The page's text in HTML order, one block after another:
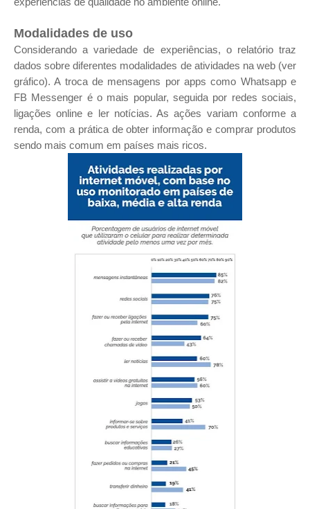
Modalidades de uso
Considerando a variedade de experiências, o relatório traz
dados sobre diferentes modalidades de atividades na web (ver
gráfico). A troca de mensagens por apps como Whatsapp e
FB Messenger é o mais popular, seguida por redes sociais,
ligações online e ler notícias. As ações variam conforme a
renda, com a prática de obter informação e comprar produtos
sendo mais comum em países mais ricos.